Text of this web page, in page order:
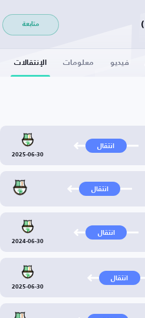
متابعة
فيديو معلومات الإنتقالات
انتقال
2025-06-30
انتقال
انتقال
2024-06-30
انتقال
2025-06-30